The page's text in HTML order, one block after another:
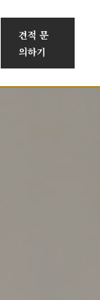
견적 문
의하기